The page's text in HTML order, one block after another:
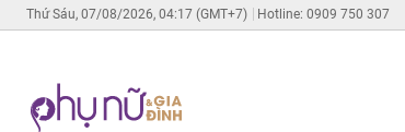
Thứ Sáu, 07/08/2026, 04:17 (GMT+7) Hotline: 0909 750 307